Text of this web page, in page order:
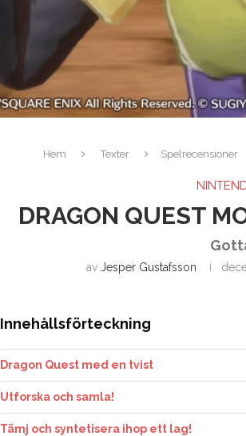
Hem Texter Spelrecensioner
DRAGON QUEST
av Jesper Gustafsson
Innehållsförteckning
Dragon Quest med en tvist
Utforska och samla!
Tämj och syntetisera ihop ett lag!